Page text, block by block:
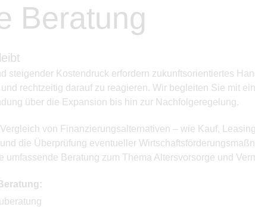
Beratung
steigender Kostendruck erfordern zukunftsorientiertes
rechtzeitig darauf zu reagieren. Wir begleiten Sie mit
über die Expansion bis hin zur Nachfolgeregelung.
von Finanzierungsalternativen – wie Kauf,
die Überprüfung eventueller
Beratung zum Thema Altersvorsorge und